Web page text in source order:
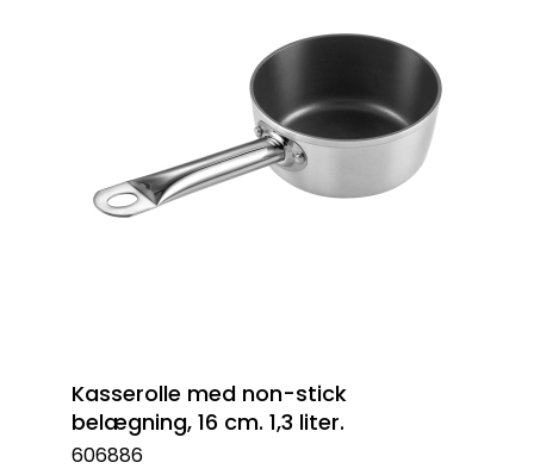
Kasserolle med non-stick
belægning, 16 cm. 1,3 liter.
606886